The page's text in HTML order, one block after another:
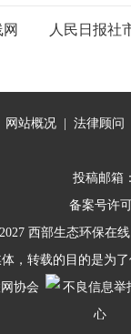
人民日报社
网站概况| 法律顾问
投稿邮箱
备案号许
西部生态环保在线
，转载的目的是为